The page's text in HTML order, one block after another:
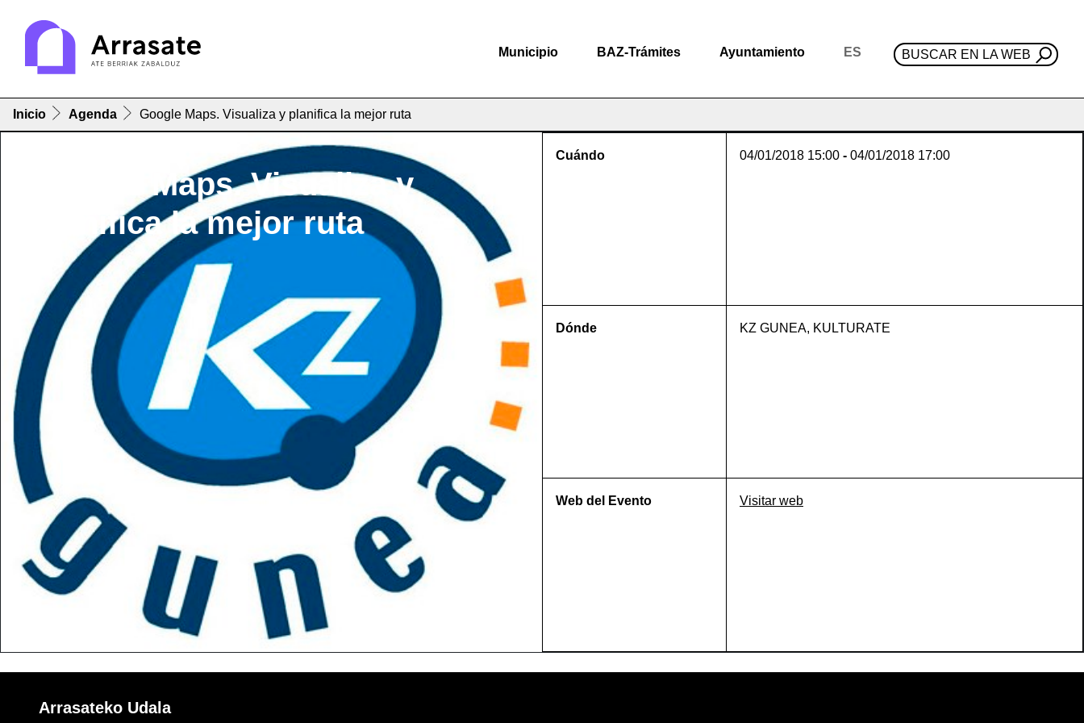
Municipio BAZ-Trámites Ayuntamiento ES BUSCAR EN LA WEB
Inicio Agenda Google Maps. Visualiza y planifica la mejor ruta
Google Maps. Visualiza y
planifica la mejor ruta
Cuándo 04/01/2018 15:00 - 04/01/2018 17:00
Dónde KZ GUNEA, KULTURATE
Web del Evento Visitar web
Arrasateko Udala